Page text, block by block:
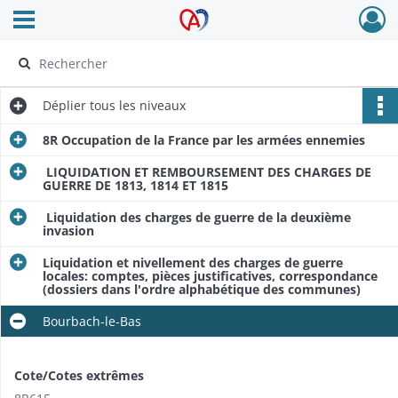
Archives Alsace - Colmar
Ouvrir le menu déroulant
Déplier tous les niveaux
8R Occupation de la France par les armées ennemies
LIQUIDATION ET REMBOURSEMENT DES CHARGES DE
GUERRE DE 1813, 1814 ET 1815
Liquidation des charges de guerre de la deuxième
invasion
Liquidation et nivellement des charges de guerre
locales: comptes, pièces justificatives, correspondance
(dossiers dans l'ordre alphabétique des communes)
Bourbach-le-Bas
Cote/Cotes extrêmes